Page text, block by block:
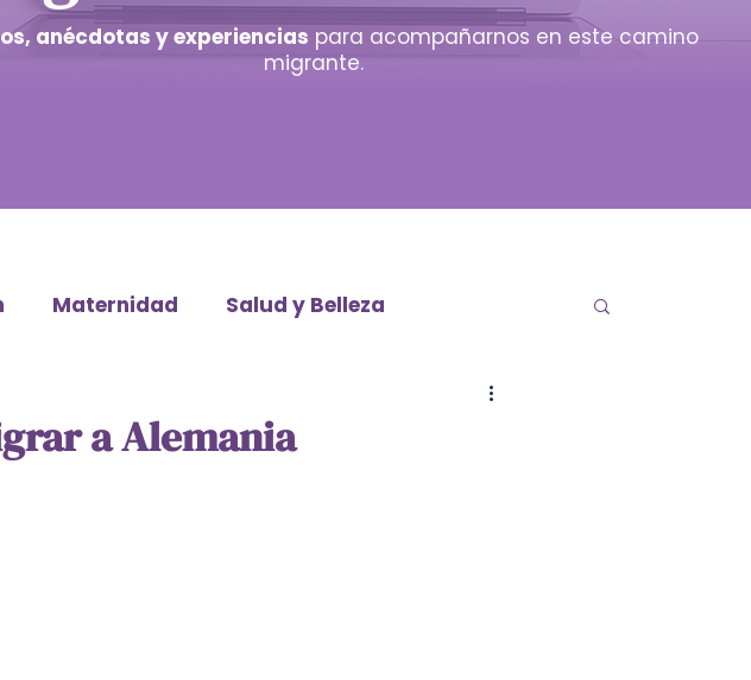
anécdotas y experiencias para acompañarnos en este camino
migrante.
Maternidad Salud y Belleza
a Alemania